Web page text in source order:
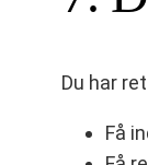
Du har
Få